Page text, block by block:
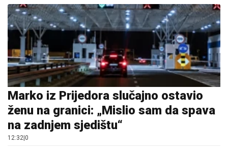
Marko iz Prijedora slučajno ostavio
ženu na granici: „Mislio sam da spava
na zadnjem sjedištu“
12:32 0